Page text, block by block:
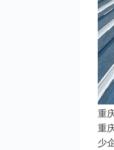
重
重
少